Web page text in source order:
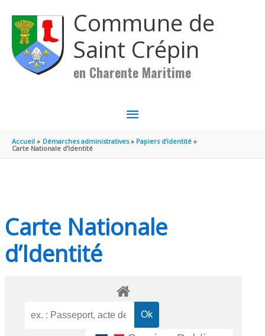
Commune de
Saint Crépin
en Charente Maritime
MENU
PRINCIPAL
Accueil Démarches administratives
Papiers d’identité
Carte Nationale d’Identité
Carte Nationale
d’Identité